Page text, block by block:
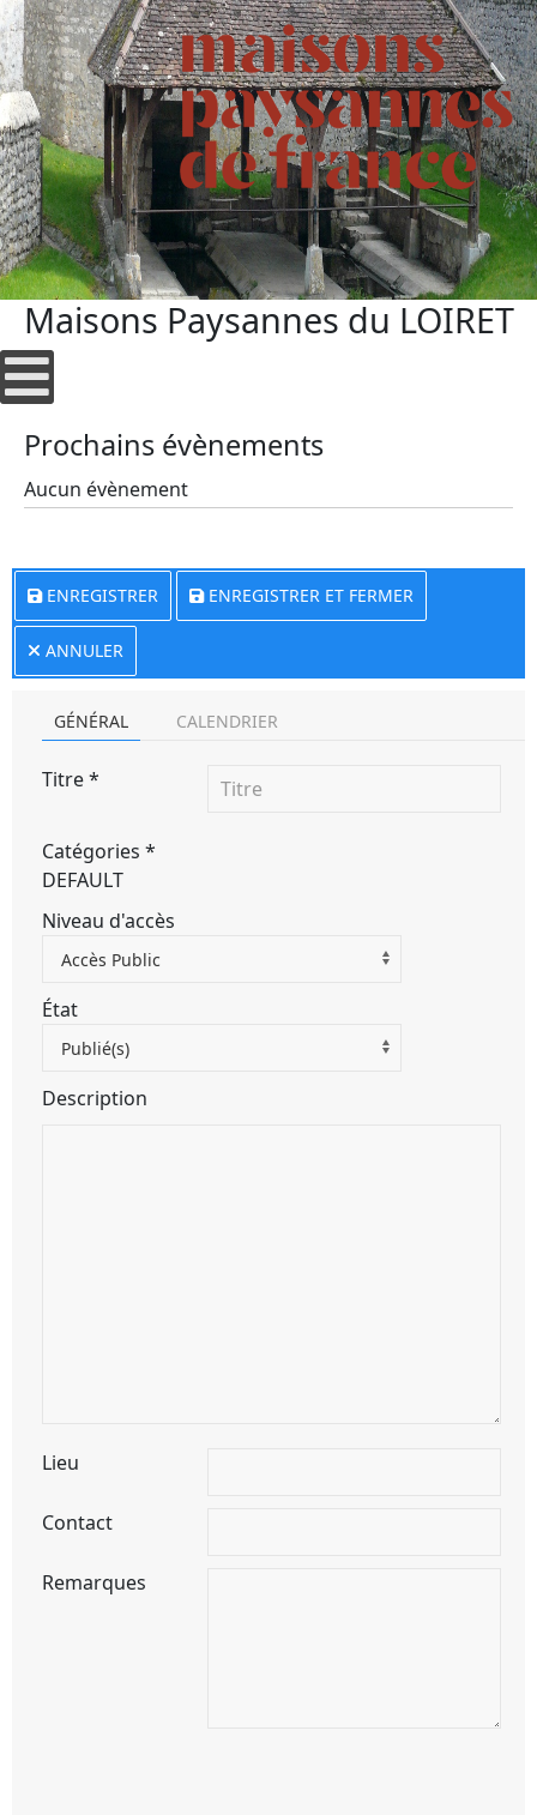
Maisons Paysannes du LOIRET
Prochains évènements
Aucun évènement
ENREGISTRER ENREGISTRER ET FERMER
ANNULER
GÉNÉRAL CALENDRIER
Titre*
Catégories *
DEFAULT
Niveau d'accès
Accès Public
État
Publié(s)
Description
Lieu
Contact
Remarques